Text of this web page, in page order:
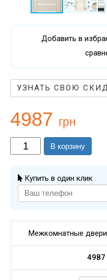
Добавить в
УЗНАТЬ СВОЮ
4987 грн
В корзину
Купить в один клик
Межкомнатные
4987